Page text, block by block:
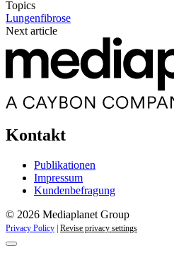
Topics
Lungenfibrose
Next article
Kontakt
Publikationen
Impressum
Kundenbefragung
© 2026 Mediaplanet Group
Privacy Policy Revise privacy settings